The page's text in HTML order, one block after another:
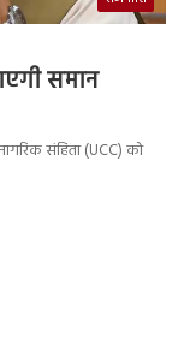
समान
संहिता (UCC) को